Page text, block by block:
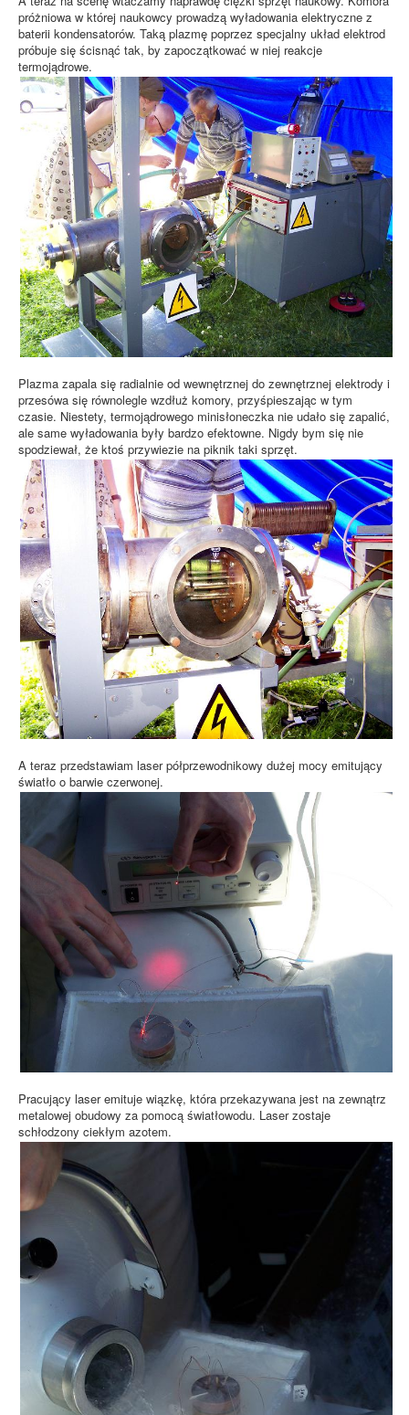
próżniowa w której naukowcy prowadzą wyładowania elektryczne z
baterii kondensatorów. Taką plazmę poprzez specjalny układ elektrod
próbuje się ścisnąć tak, by zapoczątkować w niej reakcje
termojądrowe.
Plazma zapala się radialnie od wewnętrznej do zewnętrznej elektrody i
przesówa się równolegle wzdłuż komory, przyśpieszając w tym
czasie. Niestety, termojądrowego minisłoneczka nie udało się zapalić,
ale same wyładowania były bardzo efektowne. Nigdy bym się nie
spodziewał, że ktoś przywiezie na piknik taki sprzęt.
A teraz przedstawiam laser półprzewodnikowy dużej mocy emitujący
światło o barwie czerwonej.
Pracujący laser emituje wiązkę, która przekazywana jest na zewnątrz
metalowej obudowy za pomocą światłowodu. Laser zostaje
schłodzony ciekłym azotem.